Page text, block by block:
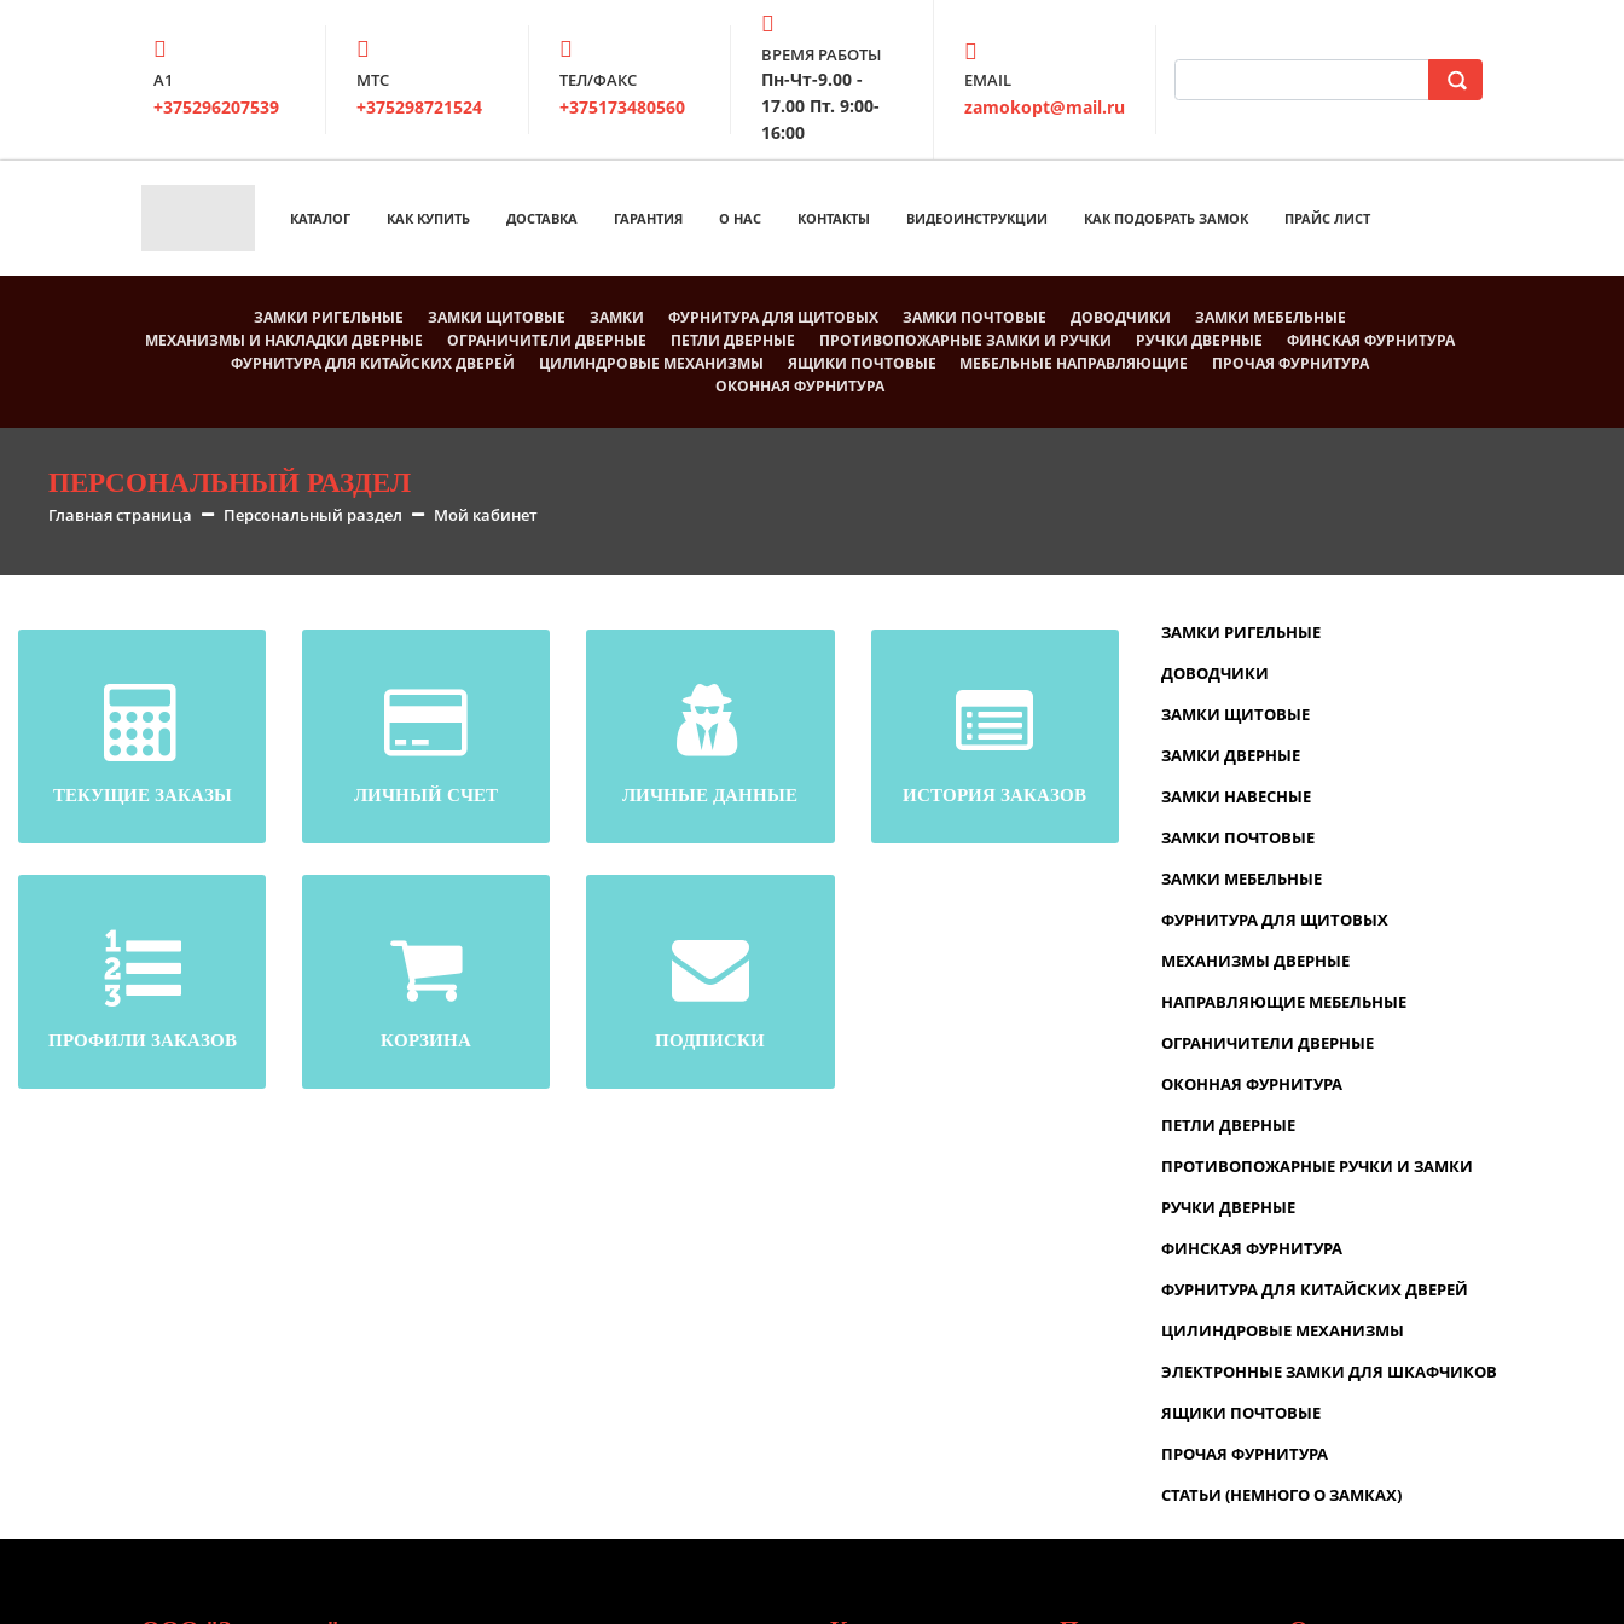
А1
+375296207539
МТС
+375298721524
ТЕЛ/ФАКС
+375173480560
ВРЕМЯ РАБОТЫ
Пн-Чт-9.00 -
17.00 Пт. 9:00-
16:00
EMAIL
zamokopt@mail.ru
КАТАЛОГ КАК КУПИТЬ ДОСТАВКА ГАРАНТИЯ О НАС КОНТАКТЫ ВИДЕОИНСТРУКЦИИ КАК ПОДОБРАТЬ ЗАМОК ПРАЙС ЛИСТ
ЗАМКИ РИГЕЛЬНЫЕ ЗАМКИ ЩИТОВЫЕ ЗАМКИ ФУРНИТУРА ДЛЯ ЩИТОВЫХ ЗАМКИ ПОЧТОВЫЕ ДОВОДЧИКИ
ЗАМКИ МЕБЕЛЬНЫЕ
МЕХАНИЗМЫ И НАКЛАДКИ ДВЕРНЫЕ
ОГРАНИЧИТЕЛИ ДВЕРНЫЕ ПЕТЛИ ДВЕРНЫЕ ПРОТИВОПОЖАРНЫЕ ЗАМКИ И РУЧКИ РУЧКИ ДВЕРНЫЕ
ФИНСКАЯ ФУРНИТУРА
ФУРНИТУРА ДЛЯ КИТАЙСКИХ ДВЕРЕЙ
ЦИЛИНДРОВЫЕ МЕХАНИЗМЫ ЯЩИКИ ПОЧТОВЫЕ МЕБЕЛЬНЫЕ НАПРАВЛЯЮЩИЕ
ПРОЧАЯ ФУРНИТУРА
ОКОННАЯ ФУРНИТУРА
ПЕРСОНАЛЬНЫЙ РАЗДЕЛ
Главная страница Персональный раздел Мой кабинет
ЗАМКИ РИГЕЛЬНЫЕ
ДОВОДЧИКИ
ЗАМКИ ЩИТОВЫЕ
ЗАМКИ ДВЕРНЫЕ
ЗАМКИ НАВЕСНЫЕ
ЗАМКИ ПОЧТОВЫЕ
ЗАМКИ МЕБЕЛЬНЫЕ
ФУРНИТУРА ДЛЯ ЩИТОВЫХ
МЕХАНИЗМЫ ДВЕРНЫЕ
НАПРАВЛЯЮЩИЕ МЕБЕЛЬНЫЕ
ОГРАНИЧИТЕЛИ ДВЕРНЫЕ
ОКОННАЯ ФУРНИТУРА
ПЕТЛИ ДВЕРНЫЕ
ПРОТИВОПОЖАРНЫЕ РУЧКИ И ЗАМКИ
РУЧКИ ДВЕРНЫЕ
ФИНСКАЯ ФУРНИТУРА
ФУРНИТУРА ДЛЯ КИТАЙСКИХ ДВЕРЕЙ
ЦИЛИНДРОВЫЕ МЕХАНИЗМЫ
ЭЛЕКТРОННЫЕ ЗАМКИ ДЛЯ ШКАФЧИКОВ
ЯЩИКИ ПОЧТОВЫЕ
ПРОЧАЯ ФУРНИТУРА
СТАТЬИ (НЕМНОГО О ЗАМКАХ)
ТЕКУЩИЕ ЗАКАЗЫ ЛИЧНЫЙ СЧЕТ ЛИЧНЫЕ ДАННЫЕ ИСТОРИЯ ЗАКАЗОВ
ПРОФИЛИ ЗАКАЗОВ КОРЗИНА ПОДПИСКИ